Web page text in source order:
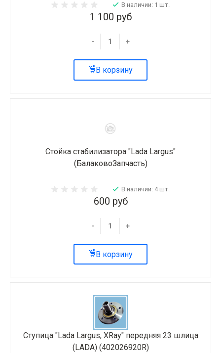
В наличии: 1 шт.
1 100 руб
- +
В корзину
Стойка стабилизатора "Lada Largus"
(БалаковоЗапчасть)
В наличии: 4 шт.
600 руб
- +
В корзину
Ступица "Lada Largus, XRay" передняя 23 шлица
(LADA) (402026920R)